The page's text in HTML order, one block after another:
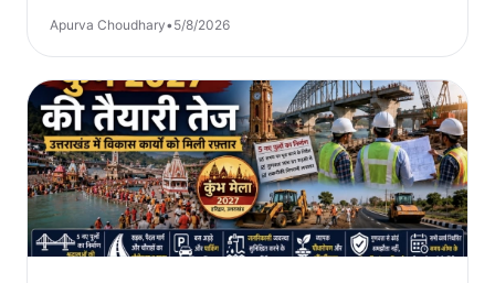
Apurva Choudhary•5/8/2026